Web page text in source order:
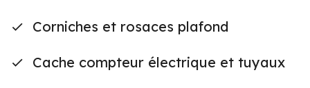
Corniches et rosaces plafond
Cache compteur électrique et tuyaux